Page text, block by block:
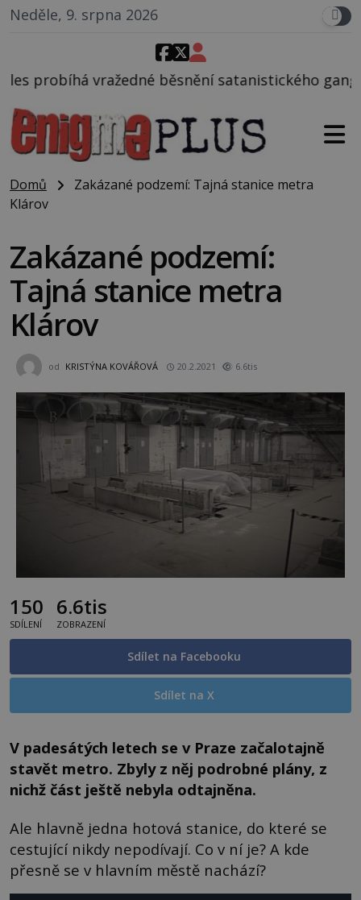
Neděle, 9. srpna 2026
satanistického gangu vedeného
Domů
Zakázané podzemí: Tajná stanice metra
Klárov
Zakázané podzemí:
Tajná stanice metra
Klárov
od KRISTÝNA KOVÁŘOVÁ 20.2.2021 6.6tis
150
SDÍLENÍ
6.6tis
ZOBRAZENÍ
Sdílet na Facebooku
Sdílet na X
V padesátých letech se v Praze začalotajně
stavět metro. Zbyly z něj podrobné plány, z
nichž část ještě nebyla odtajněna.
Ale hlavně jedna hotová stanice, do které se
cestující nikdy nepodívají. Co v ní je? A kde
přesně se v hlavním městě nachází?